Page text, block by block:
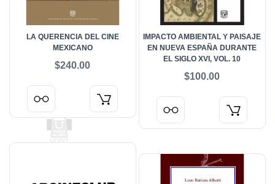
LA QUERENCIA DEL CINE
MEXICANO
$240.00
IMPACTO AMBIENTAL Y PAISAJE
EN NUEVA ESPAÑA DURANTE
EL SIGLO XVI, VOL. 10
$100.00